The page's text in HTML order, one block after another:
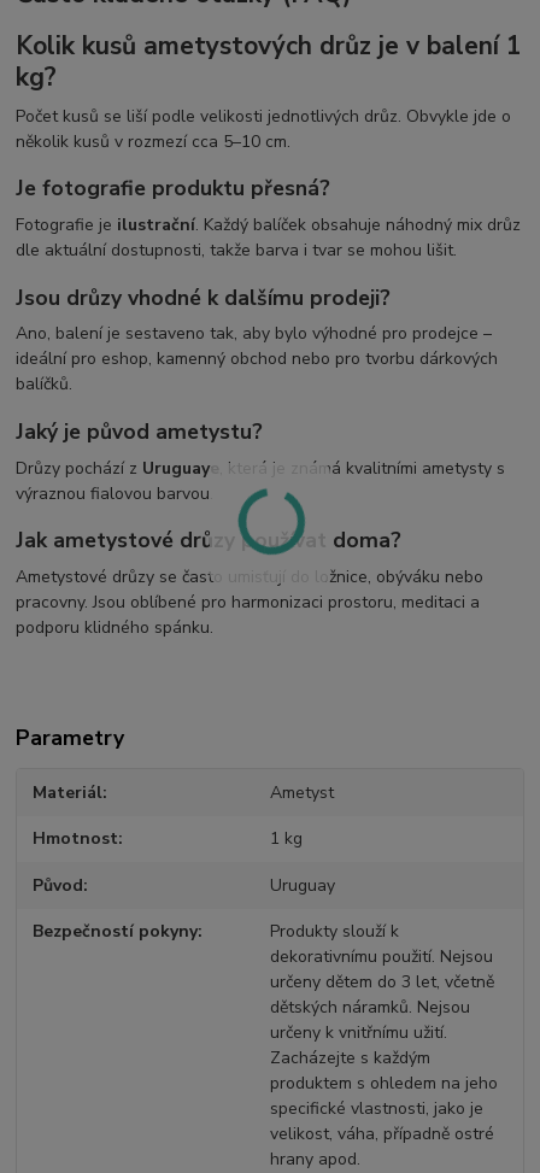
Kolik kusů ametystových drůz je v balení 1
kg?
Počet kusů se liší podle velikosti jednotlivých drůz. Obvykle jde o
několik kusů v rozmezí cca 5–10 cm.
Je fotografie produktu přesná?
Fotografie je ilustrační. Každý balíček obsahuje náhodný mix drůz
dle aktuální dostupnosti, takže barva i tvar se mohou lišit.
Jsou drůzy vhodné k dalšímu prodeji?
Ano, balení je sestaveno tak, aby bylo výhodné pro prodejce –
ideální pro eshop, kamenný obchod nebo pro tvorbu dárkových
balíčků.
Jaký je původ ametystu?
Drůzy pochází z Uruguaye
, která je známá kvalitními ametysty s
výraznou fialovou barvou.
Jak ametystové drůzy používat doma?
Ametystové drůzy se často umisťují do ložnice, obýváku nebo
pracovny. Jsou oblíbené pro harmonizaci prostoru, meditaci a
podporu klidného spánku.
Parametry
Materiál Ametyst
Hmotnost 1 kg
Původ Uruguay
Bezpečností pokyny
Produkty slouží k
dekorativnímu použití. Nejsou
určeny dětem do 3 let, včetně
dětských náramků. Nejsou
určeny k vnitřnímu užití.
Zacházejte s každým
produktem s ohledem na jeho
specifické vlastnosti, jako je
velikost, váha, případně ostré
hrany apod.